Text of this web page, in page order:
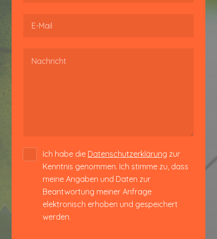
Ich habe die Datenschutzerklärung zur
Kenntnis genommen. Ich stimme zu, dass
meine Angaben und Daten zur
Beantwortung meiner Anfrage
elektronisch erhoben und gespeichert
werden.